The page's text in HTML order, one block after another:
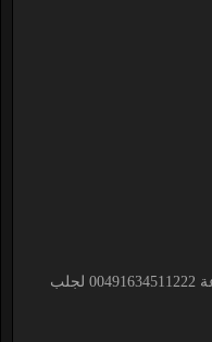
الشيخ الروحاني جلب الحبيب و خلال ساعة 00491634511222 لجلب